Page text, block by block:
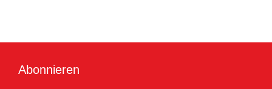
Abonnieren